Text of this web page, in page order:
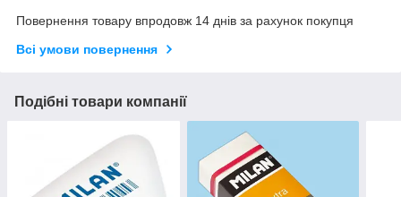
Повернення товару впродовж 14 днів за рахунок покупця
Всі умови повернення
Подібні товари компанії